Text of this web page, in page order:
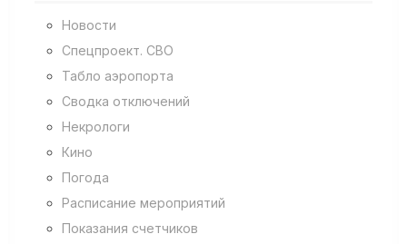
Новости
Спецпроект. СВО
Табло аэропорта
Сводка отключений
Некрологи
Кино
Погода
Расписание мероприятий
Показания счетчиков